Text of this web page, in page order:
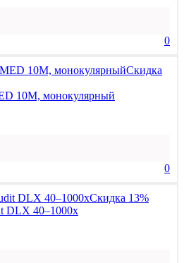
0
Скидка
10M, монокулярный
0
Скидка 13%
DLX 40–1000x